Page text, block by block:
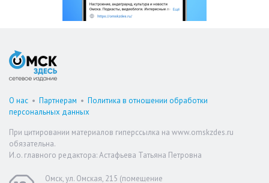
О нас • Партнерам • Политика в отношении обработки
персональных данных
При цитировании материалов гиперссылка на www.omskzdes.ru
обязательна.
И.о. главного редактора: Астафьева Татьяна Петровна
Омск, ул. Омская, 215 (помещение